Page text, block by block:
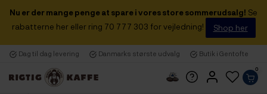
Nu er der mange penge at spare i vores store sommerudsalg! Se
rabatterne her eller ring 70 777 303 for vejledning!
Shop her
Dag til dag levering Danmarks største udvalg Butik i Gentofte
0